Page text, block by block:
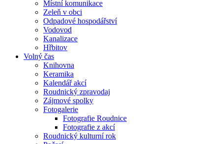
Místní komunikace
Zeleň v obci
Odpadové hospodářství
Vodovod
Kanalizace
Hřbitov
Volný čas
Knihovna
Keramika
Kalendář akcí
Roudnický zpravodaj
Zájmové spolky
Fotogalerie
Fotografie Roudnice
Fotografie z akcí
Roudnický kulturní rok